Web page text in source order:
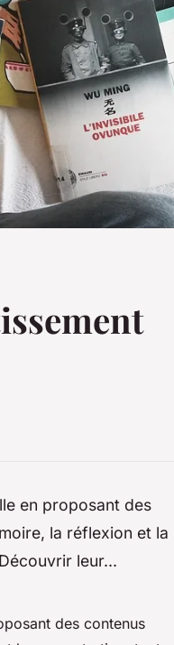
en proposant des
la réflexion et la
leur...
des contenus